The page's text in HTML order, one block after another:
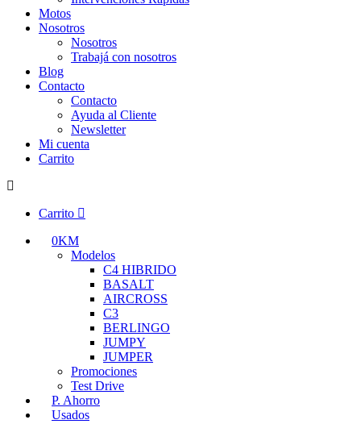
Motos
Nosotros
Nosotros
Trabajá con nosotros
Blog
Contacto
Contacto
Ayuda al Cliente
Newsletter
Mi cuenta
Carrito
Carrito
0KM
Modelos
C4 HIBRIDO
BASALT
AIRCROSS
C3
BERLINGO
JUMPY
JUMPER
Promociones
Test Drive
P. Ahorro
Usados